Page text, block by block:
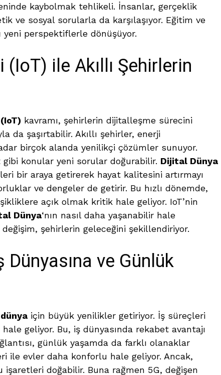
kaybolmak tehlikeli. İnsanlar, gerçeklik
ve sosyal sorularla da karşılaşıyor. Eğitim ve
perspektiflerle dönüşüyor.
ile Akıllı Şehirlerin
kavramı, şehirlerin dijitalleşme sürecini
da şaşırtabilir. Akıllı şehirler, enerji
birçok alanda yenilikçi çözümler sunuyor.
konular yeni sorular doğurabilir. Dijital Dünya
bir araya getirerek hayat kalitesini artırmayı
ve dengeler de getirir. Bu hızlı dönemde,
açık olmak kritik hale geliyor. IoT’nin
Dünya‘nın nasıl daha yaşanabilir hale
şehirlerin geleceğini şekillendiriyor.
ve Günlük
için büyük yenilikler getiriyor. İş süreçleri
geliyor. Bu, iş dünyasında rekabet avantajı
günlük yaşamda da farklı olanaklar
ile evler daha konforlu hale geliyor. Ancak,
doğabilir. Buna rağmen 5G, değişen